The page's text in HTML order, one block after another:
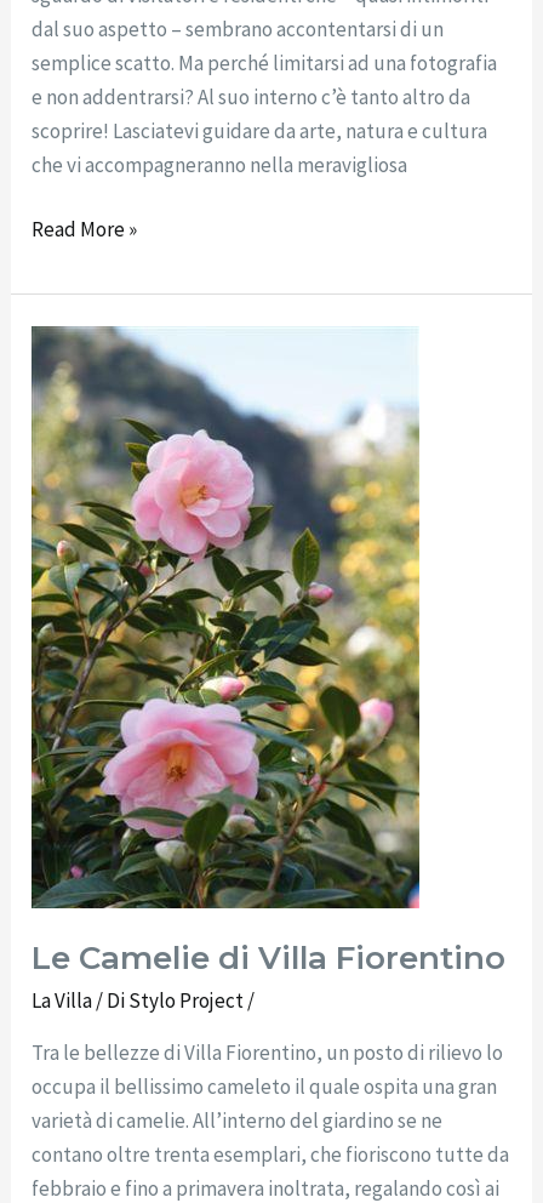
dal suo aspetto – sembrano accontentarsi di un
semplice scatto. Ma perché limitarsi ad una fotografia
e non addentrarsi? Al suo interno c’è tanto altro da
scoprire! Lasciatevi guidare da arte, natura e cultura
che vi accompagneranno nella meravigliosa
Read More »
Le Camelie di Villa Fiorentino
La Villa/ DiStylo Project/
Tra le bellezze di Villa Fiorentino, un posto di rilievo lo
occupa il bellissimo cameleto il quale ospita una gran
varietà di camelie. All’interno del giardino se ne
contano oltre trenta esemplari, che fioriscono tutte da
febbraio e fino a primavera inoltrata, regalando così ai
Le
Camelie
di
Villa
Fiorentino